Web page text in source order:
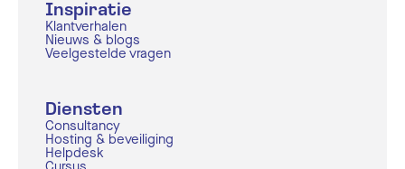
Inspiratie
Klantverhalen
Nieuws & blogs
Veelgestelde vragen
Diensten
Consultancy
Hosting & beveiliging
Helpdesk